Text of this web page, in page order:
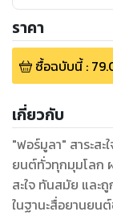
ราคา
ซื้อฉบับนี้:
เกี่ยวกับ
"ฟอร์มูลา" สาระสะใจคนรักรถ เสนอความ
ยนต์ทั่วทุกมุมโลก
สะใจ ทันสมัย และ
ในฐานะสื่อยานยน